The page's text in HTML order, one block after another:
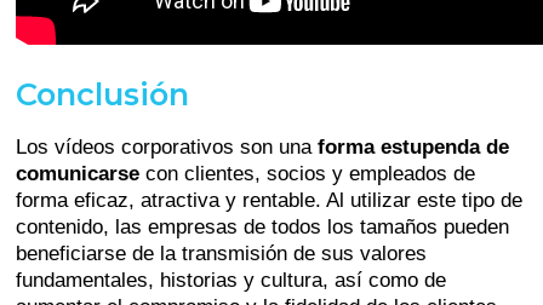
Conclusión
Los vídeos corporativos son unaforma estupenda de
comunicarse con clientes, socios y empleados de
forma eficaz, atractiva y rentable. Al utilizar este tipo de
contenido, las empresas de todos los tamaños pueden
beneficiarse de la transmisión de sus valores
fundamentales, historias y cultura, así como de